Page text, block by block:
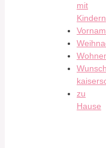
mit
Kindern
Wunsch
zu
Hause